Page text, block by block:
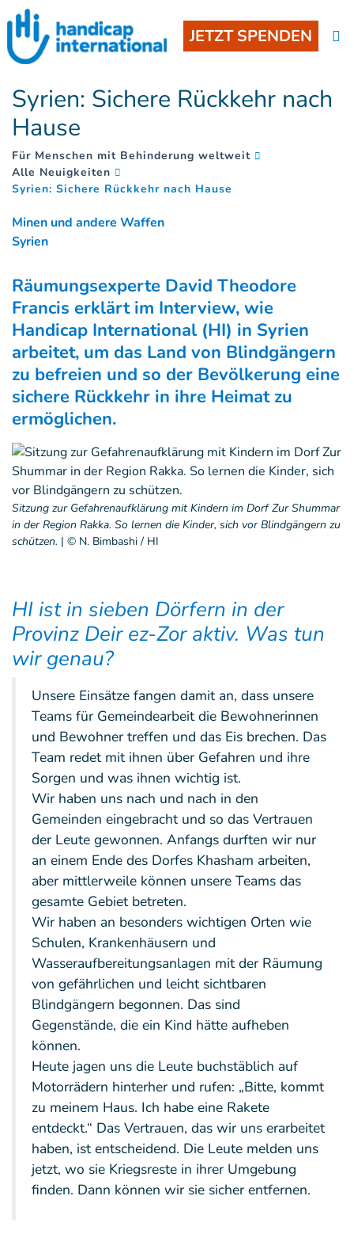
JETZT SPENDEN
Syrien: Sichere Rückkehr nach
Hause
Für Menschen mit Behinderung weltweit
Alle Neuigkeiten
Syrien: Sichere Rückkehr nach Hause
Minen und andere Waffen
Syrien
Räumungsexperte David Theodore
Francis erklärt im Interview, wie
Handicap International (HI) in Syrien
arbeitet, um das Land von Blindgängern
zu befreien und so der Bevölkerung eine
sichere Rückkehr in ihre Heimat zu
ermöglichen.
Sitzung zur Gefahrenaufklärung mit Kindern im Dorf Zur Shummar
in der Region Rakka. So lernen die Kinder, sich vor Blindgängern zu
schützen. | © N. Bimbashi / HI
HI ist in sieben Dörfern in der
Provinz Deir ez-Zor aktiv. Was tun
wir genau?
Unsere Einsätze fangen damit an, dass unsere
Teams für Gemeindearbeit die Bewohnerinnen
und Bewohner treffen und das Eis brechen. Das
Team redet mit ihnen über Gefahren und ihre
Sorgen und was ihnen wichtig ist.
Wir haben uns nach und nach in den
Gemeinden eingebracht und so das Vertrauen
der Leute gewonnen. Anfangs durften wir nur
an einem Ende des Dorfes Khasham arbeiten,
aber mittlerweile können unsere Teams das
gesamte Gebiet betreten.
Wir haben an besonders wichtigen Orten wie
Schulen, Krankenhäusern und
Wasseraufbereitungsanlagen mit der Räumung
von gefährlichen und leicht sichtbaren
Blindgängern begonnen. Das sind
Gegenstände, die ein Kind hätte aufheben
können.
Heute jagen uns die Leute buchstäblich auf
Motorrädern hinterher und rufen: „Bitte, kommt
zu meinem Haus. Ich habe eine Rakete
entdeckt.“ Das Vertrauen, das wir uns erarbeitet
haben, ist entscheidend. Die Leute melden uns
jetzt, wo sie Kriegsreste in ihrer Umgebung
finden. Dann können wir sie sicher entfernen.